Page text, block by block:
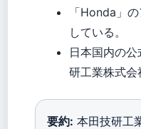
「Honda」
している。
日本国内の
研工業株式会
要約: 本田技研工